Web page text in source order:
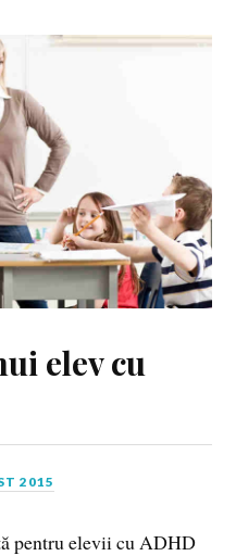
elev cu
2015
pentru elevii cu ADHD